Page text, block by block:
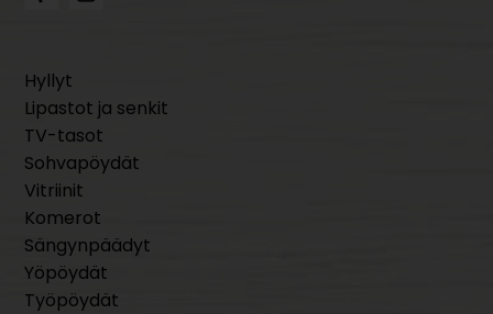
Hyllyt
Lipastot ja senkit
TV-tasot
Sohvapöydät
Vitriinit
Komerot
Sängynpäädyt
Yöpöydät
Työpöydät